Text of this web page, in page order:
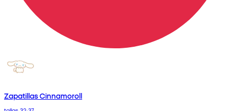
Zapatillas Cinnamoroll